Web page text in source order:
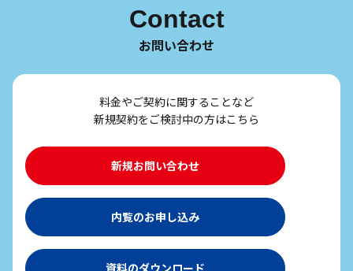
Contact
お問い合わせ
料金やご契約に関することなど
新規契約をご検討中の方はこちら
新規お問い合わせ
内覧のお申し込み